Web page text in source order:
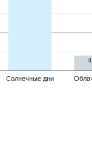
Солнечные дни